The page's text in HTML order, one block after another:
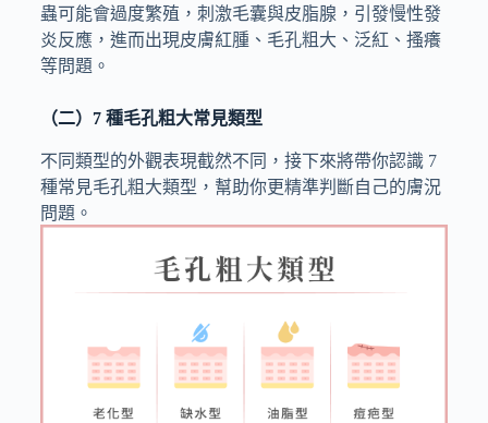
蟲可能會過度繁殖，刺激毛囊與皮脂腺，引發慢性發
炎反應，進而出現皮膚紅腫、毛孔粗大、泛紅、搔癢
等問題。
（二）7 種毛孔粗大常見類型
不同類型的外觀表現截然不同，接下來將帶你認識 7
種常見毛孔粗大類型，幫助你更精準判斷自己的膚況
問題。